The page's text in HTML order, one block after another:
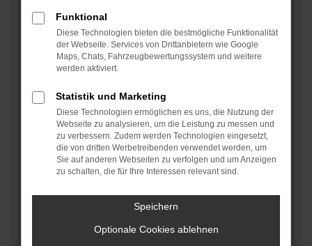
Starte dein Gerät neu.
Das kann manchmal helfen, vorübergehende
Probleme zu beheben.
Betriebssystem auf dem neuesten Stand sind.
Veraltete Software birgt nicht nur ein
Sicherheitsrisiko, sondern kann auch dazu führen,
dass bestimmte Funktionen nicht mehr unterstützt
werden.
Wende dich an den Webseitenbetreiber.
Wenn du alle oben genannten Schritte versucht hast,
kontaktiere uns bitte. Wir werden versuchen, das
Problem zu beheben. Du kannst uns diesen Text
schicken, um uns bei der Fehlersuche zu
Funktional
Diese Technologien bieten die bestmögliche Funktionalität
der Webseite. Services von Drittanbietern wie Google
Maps, Chats, Fahrzeugbewertungssystem und weitere
werden aktiviert.
Statistik und Marketing
Diese Technologien ermöglichen es uns, die Nutzung der
Webseite zu analysieren, um die Leistung zu messen und
zu verbessern. Zudem werden Technologien eingesetzt,
die von dritten Werbetreibenden verwendet werden, um
Sie auf anderen Webseiten zu verfolgen und um Anzeigen
zu schalten, die für Ihre Interessen relevant sind.
Speichern
Optionale Cookies ablehnen